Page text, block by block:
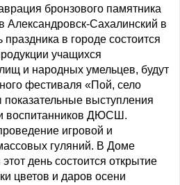
бронзового памятника
Александровск-Сахалинский в
в городе состоится
учащихся
и народных умельцев, будут
фестиваля «Пой, село
выступления
воспитанников ДЮСШ.
игровой и
гуляний. В Доме
день состоится открытие
цветов и даров осени